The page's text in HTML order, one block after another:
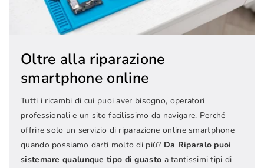
Oltre alla riparazione
smartphone online
Tutti i ricambi di cui puoi aver bisogno, operatori
professionali e un sito facilissimo da navigare. Perché
offrire solo un servizio di riparazione online smartphone
quando possiamo darti molto di più? Da Riparalo puoi
sistemare qualunque tipo di guasto a tantissimi tipi di